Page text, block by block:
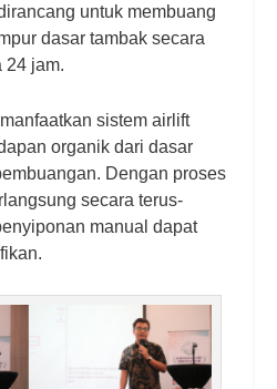
untuk membuang
dasar tambak secara
24 jam.
sistem airlift
organik dari dasar
Dengan proses
secara terus-
manual dapat